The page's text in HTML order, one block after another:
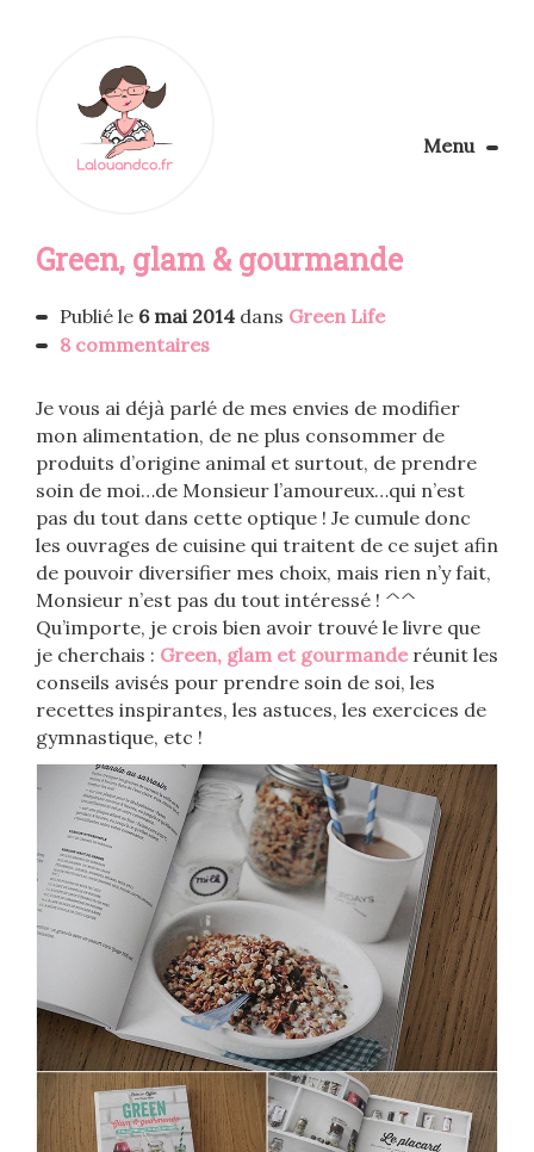
Menu
Apprendre la couture
Aménager son coin couture
Personnalisez vos tissus
Green, glam & gourmande
Publié le 6 mai 2014 dans Green Life
8 commentaires
Je vous ai déjà parlé de mes envies de modifier
mon alimentation, de ne plus consommer de
produits d’origine animal et surtout, de prendre
soin de moi…de Monsieur l’amoureux…qui n’est
pas du tout dans cette optique ! Je cumule donc
les ouvrages de cuisine qui traitent de ce sujet afin
de pouvoir diversifier mes choix, mais rien n’y fait,
Monsieur n’est pas du tout intéressé ! ^^
Qu’importe, je crois bien avoir trouvé le livre que
je cherchais : Green, glam et gourmande réunit les
conseils avisés pour prendre soin de soi, les
recettes inspirantes, les astuces, les exercices de
gymnastique, etc !